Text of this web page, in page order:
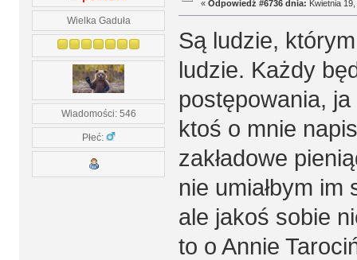
Wielka Gaduła
Wiadomości: 546
Płeć:
« Odpowiedź #6736 dnia: Kwietnia
Są ludzie,
ludzie. Każdy
postępowania,
ktoś o mnie
zakładowe
nie umiałbym
ale jakoś sobie
to o Annie